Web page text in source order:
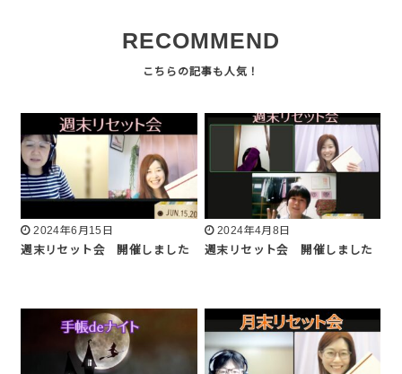
RECOMMEND
2024年6月15日
週末リセット会 開催しました
2024年4月8日
週末リセット会 開催しました